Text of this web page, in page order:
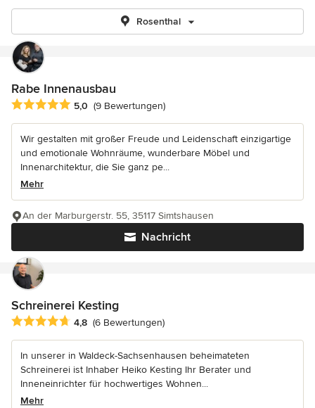
Rosenthal
Rabe Innenausbau
Durchschnittliche Bewertung: 5 von 5 Sternen
5,0 (9 Bewertungen)
Wir gestalten mit großer Freude und Leidenschaft einzigartige
und emotionale Wohnräume, wunderbare Möbel und
Innenarchitektur, die Sie ganz pe...
Mehr
Nachricht
An der Marburgerstr. 55, 35117 Simtshausen
Schreinerei Kesting
Durchschnittliche Bewertung: 4.8 von 5 Sternen
4,8 (6 Bewertungen)
In unserer in Waldeck-Sachsenhausen beheimateten
Schreinerei ist Inhaber Heiko Kesting Ihr Berater und
Inneneinrichter für hochwertiges Wohnen...
Mehr